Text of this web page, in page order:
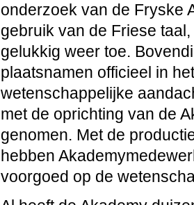
onderzoek van de Fryske
gebruik van de Friese
gelukkig weer toe.
plaatsnamen officieel in
wetenschappelijke
met de oprichting van de
genomen. Met de
hebben
voorgoed op de